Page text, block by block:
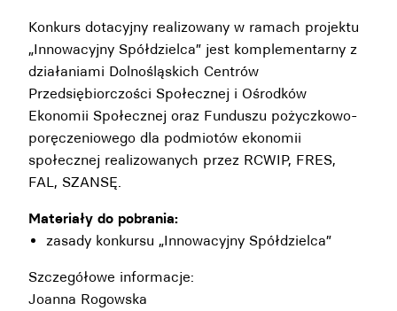
Konkurs dotacyjny realizowany w ramach projektu
„Innowacyjny Spółdzielca” jest komplementarny z
działaniami Dolnośląskich Centrów
Przedsiębiorczości Społecznej i Ośrodków
Ekonomii Społecznej oraz Funduszu pożyczkowo-
poręczeniowego dla podmiotów ekonomii
społecznej realizowanych przez RCWIP, FRES,
FAL, SZANSĘ.
Materiały do pobrania:
zasady konkursu „Innowacyjny Spółdzielca”
Szczegółowe informacje:
Joanna Rogowska